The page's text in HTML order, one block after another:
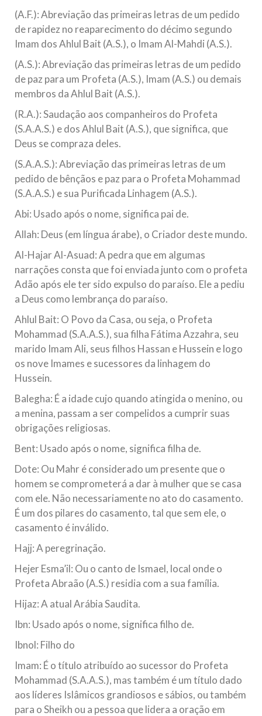
10 DE NOVEMBRO DE 2013
Falecimento do Imam Ali Ibn Al-Hussein
(A.S.)
Em nome de Deus, o Clemente, o Misericordioso! Diante da
data em que relembramos o martírio do quarto Imam dos
muçulmanos, o Imam Ali Ibn Al-Hussein Ibn Ali Ibn Abi Táleb
(A.S.), conhecido por “Zein Al-Ábidin” (Formosura
NOTÍCIAS
Centro Islâmico no Brasil recebe o ex-
ministro das Relações Exteriores da
República Islâmica do Irã
Na noite da quinta-feira, 03 de Abril, o Centro Islâmico no
Brasil recebeu em sua sede, em São Paulo, o ex-ministro das
Relações Exteriores da República Islâmica do Irã, Sr. Kamal
Kharrazi, que encontra-se visitando
(A.F.): Abreviação das primeiras letras de um pedido
de rapidez no reaparecimento do décimo segundo
Imam dos Ahlul Bait (A.S.), o Imam Al-Mahdi (A.S.).
(A.S.): Abreviação das primeiras letras de um pedido
de paz para um Profeta (A.S.), Imam (A.S.) ou demais
membros da Ahlul Bait (A.S.).
(R.A.): Saudação aos companheiros do Profeta
(S.A.A.S.) e dos Ahlul Bait (A.S.), que significa, que
Deus se compraza deles.
(S.A.A.S.): Abreviação das primeiras letras de um
pedido de bênçãos e paz para o Profeta Mohammad
(S.A.A.S.) e sua Purificada Linhagem (A.S.).
Abi: Usado após o nome, significa pai de.
Allah: Deus (em língua árabe), o Criador deste mundo.
Al-Hajar Al-Asuad: A pedra que em algumas
narrações consta que foi enviada junto com o profeta
Adão após ele ter sido expulso do paraíso. Ele a pediu
a Deus como lembrança do paraíso.
Ahlul Bait: O Povo da Casa, ou seja, o Profeta
Mohammad (S.A.A.S.), sua filha Fátima Azzahra, seu
marido Imam Ali, seus filhos Hassan e Hussein e logo
os nove Imames e sucessores da linhagem do
Hussein.
Balegha: É a idade cujo quando atingida o menino, ou
a menina, passam a ser compelidos a cumprir suas
obrigações religiosas.
Bent: Usado após o nome, significa filha de.
Dote: Ou Mahr é considerado um presente que o
homem se comprometerá a dar à mulher que se casa
com ele. Não necessariamente no ato do casamento.
É um dos pilares do casamento, tal que sem ele, o
casamento é inválido.
Hajj: A peregrinação.
Hejer Esma’il: Ou o canto de Ismael, local onde o
Profeta Abraão (A.S.) residia com a sua família.
Hijaz: A atual Arábia Saudita.
Ibn: Usado após o nome, significa filho de.
Ibnol: Filho do
Imam: É o título atribuído ao sucessor do Profeta
Mohammad (S.A.A.S.), mas também é um título dado
aos líderes Islâmicos grandiosos e sábios, ou também
para o Sheikh ou a pessoa que lidera a oração em